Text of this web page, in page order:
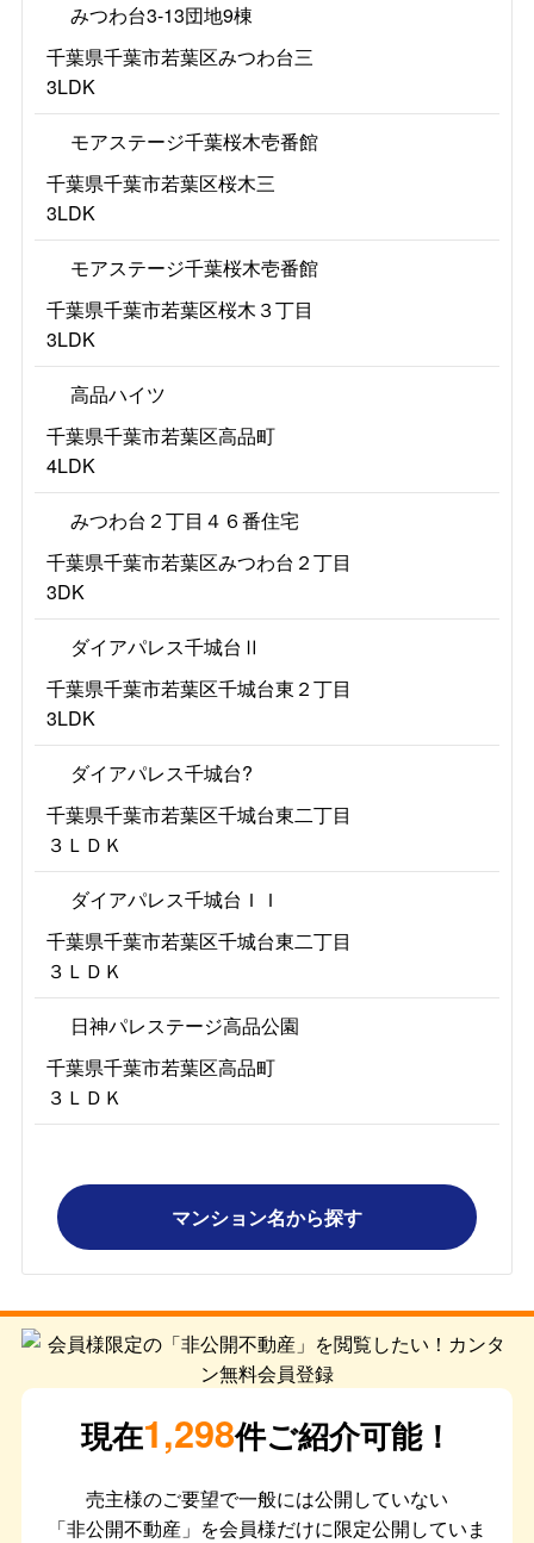
みつわ台3-13団地9棟
千葉県千葉市若葉区みつわ台三
3LDK
モアステージ千葉桜木壱番館
千葉県千葉市若葉区桜木三
3LDK
モアステージ千葉桜木壱番館
千葉県千葉市若葉区桜木３丁目
3LDK
高品ハイツ
千葉県千葉市若葉区高品町
4LDK
みつわ台２丁目４６番住宅
千葉県千葉市若葉区みつわ台２丁目
3DK
ダイアパレス千城台Ⅱ
千葉県千葉市若葉区千城台東２丁目
3LDK
ダイアパレス千城台?
千葉県千葉市若葉区千城台東二丁目
３ＬＤＫ
ダイアパレス千城台ＩＩ
千葉県千葉市若葉区千城台東二丁目
３ＬＤＫ
日神パレステージ高品公園
千葉県千葉市若葉区高品町
３ＬＤＫ
マンション名から探す
現在1,298件ご紹介可能！
売主様のご要望で一般には公開していない
「非公開不動産」を会員様だけに限定公開していま